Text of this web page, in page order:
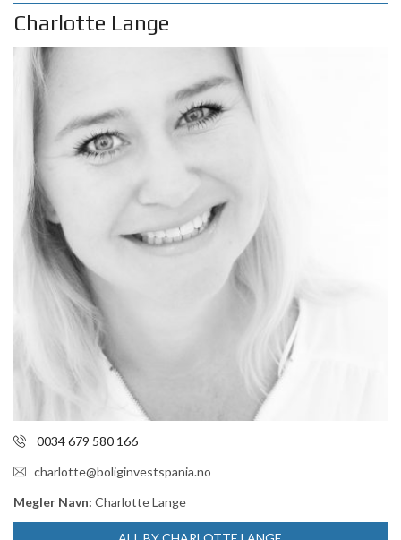
Charlotte Lange
0034 679 580 166
charlotte@boliginvestspania.no
Megler Navn: Charlotte Lange